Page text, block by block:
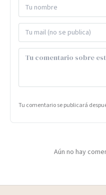
Tu comentario se publicará
Aún no hay